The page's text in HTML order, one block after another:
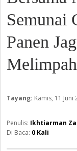
Semunai
Panen
Tayang: Kamis, 11 Juni
Ikhtiarman
Di Baca: 0 Kali